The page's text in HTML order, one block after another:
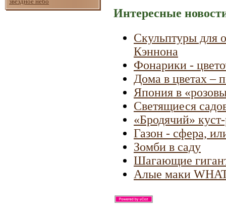
Интересные
Скульптуры для
Кэннона
Фонарики -
Дома в цветах –
Япония в
Светящиеся
«Бродячий»
Газон - сфера,
Зомби в саду
Шагающие
Алые маки